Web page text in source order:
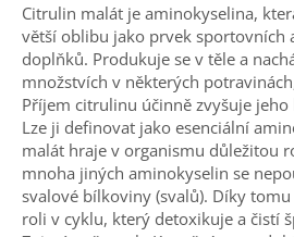
Citrulin malát je aminokyselina,
větší oblibu jako prvek sportovních
doplňků. Produkuje se v těle a
množstvích v některých
Příjem citrulinu účinně zvyšuje jeho
Lze ji definovat jako esenciální
malát hraje v organismu důležitou
mnoha jiných aminokyselin se
svalové bílkoviny (svalů). Díky
roli v cyklu, který detoxikuje a čistí